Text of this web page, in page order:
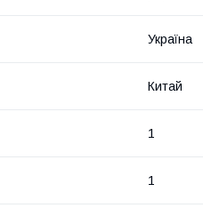
Україна
Китай
1
1